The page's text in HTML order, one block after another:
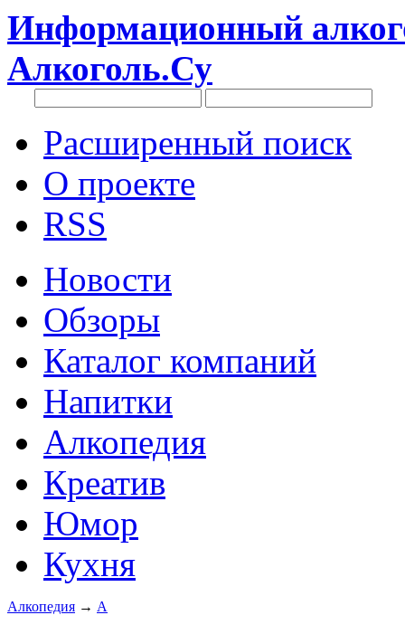
Информационный
Алкоголь.Су
Расширенный поиск
О проекте
RSS
Новости
Обзоры
Каталог компаний
Напитки
Алкопедия
Креатив
Юмор
Кухня
Алкопедия → А